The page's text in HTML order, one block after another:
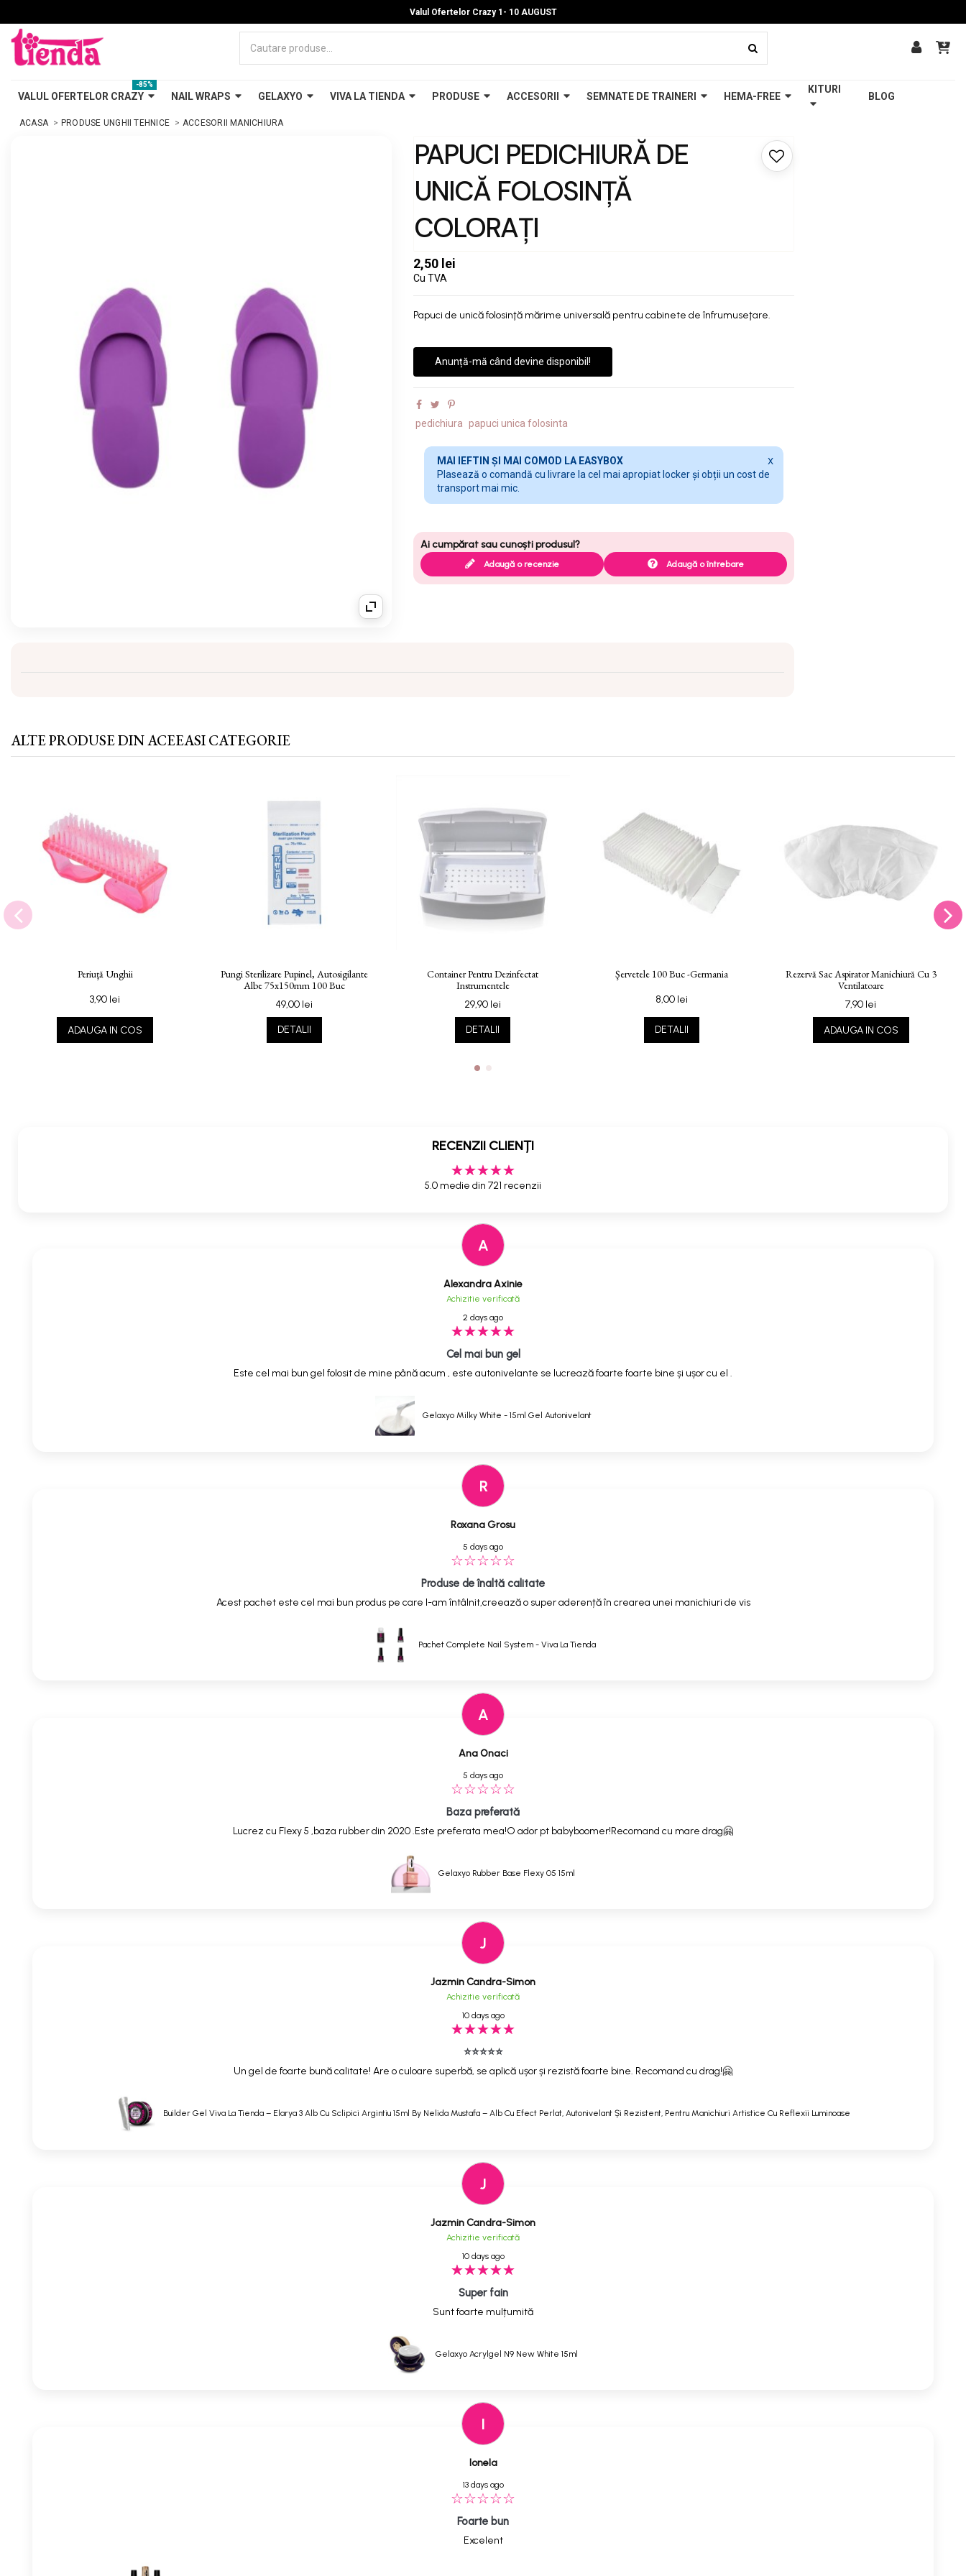
Valul Ofertelor Crazy 1- 10 AUGUST
VALUL OFERTELOR CRAZY
-85%
NAIL WRAPS GELAXYO VIVA LA TIENDA PRODUSE ACCESORII SEMNATE DE TRAINERI HEMA-FREE
KITURI
BLOG
ACASA PRODUSE UNGHII TEHNICE ACCESORII MANICHIURA
PAPUCI PEDICHIURĂ DE
UNICĂ FOLOSINŢĂ
COLORAŢI
2,50 lei
Cu TVA
Papuci de unică folosinţă mărime universală pentru cabinete de înfrumuseţare.
Anunță-mă când devine disponibil!
pedichiura papuci unica folosinta
MAI IEFTIN ȘI MAI COMOD LA EASYBOX
Plasează o comandă cu livrare la cel mai apropiat locker și obții un cost de
transport mai mic.
X
Adaugă o recenzie Adaugă o întrebare
ALTE PRODUSE DIN ACEEASI CATEGORIE
Periuţă Unghii
3,90 lei
ADAUGA IN COS
Pungi Sterilizare Pupinel, Autosigilante
Albe 75x150mm 100 Buc
49,00 lei
DETALII
Container Pentru Dezinfectat
Instrumentele
29,90 lei
DETALII
Şervetele 100 Buc -germania
8,00 lei
DETALII
Rezervă Sac Aspirator Manichiură Cu 3
Ventilatoare
7,90 lei
ADAUGA IN COS
RECENZII CLIENȚI
5.0 medie din 721 recenzii
A
Alexandra Axinie
Achizitie verificată
2 days ago
Cel mai bun gel
Este cel mai bun gel folosit de mine până acum , este autonivelante se lucrează foarte foarte bine și ușor cu el .
Gelaxyo Milky White - 15ml Gel Autonivelant
R
Roxana Grosu
5 days ago
Produse de înaltă calitate
Acest pachet este cel mai bun produs pe care l-am întâlnit,creează o super aderență în crearea unei manichiuri de vis
Pachet Complete Nail System - Viva La Tienda
A
Ana Onaci
5 days ago
Baza preferată
Lucrez cu Flexy 5 ,baza rubber din 2020 .Este preferata mea!O ador pt babyboomer!Recomand cu mare drag🤗
Gelaxyo Rubber Base Flexy 05 15ml
J
Jazmin Candra-Simon
Achizitie verificată
10 days ago
⭐⭐⭐⭐⭐
Un gel de foarte bună calitate! Are o culoare superbă, se aplică ușor și rezistă foarte bine. Recomand cu drag!🤗
Builder Gel Viva La Tienda – Elarya 3 Alb Cu Sclipici Argintiu 15ml By Nelida Mustafa – Alb Cu Efect Perlat, Autonivelant Și Rezistent, Pentru Manichiuri Artistice Cu Reflexii Luminoase
J
Jazmin Candra-Simon
Achizitie verificată
10 days ago
Super fain
Sunt foarte mulțumită
Gelaxyo Acrylgel N9 New White 15ml
I
Ionela
13 days ago
Foarte bun
Excelent